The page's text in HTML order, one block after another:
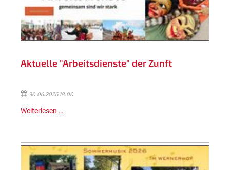
Aktuelle "Arbeitsdienste" der Zunft
30.06.2026 18:00
Weiterlesen …